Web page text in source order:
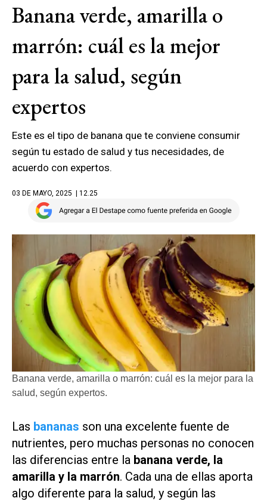
Banana verde, amarilla o
marrón: cuál es la mejor
para la salud, según
expertos
Este es el tipo de banana que te conviene consumir
según tu estado de salud y tus necesidades, de
acuerdo con expertos.
03 DE MAYO, 2025 | 12.25
Banana verde, amarilla o marrón: cuál es la mejor para la
salud, según expertos.
Las bananas son una excelente fuente de
nutrientes, pero muchas personas no conocen
las diferencias entre la banana verde, la
amarilla y la marrón. Cada una de ellas aporta
algo diferente para la salud, y según las